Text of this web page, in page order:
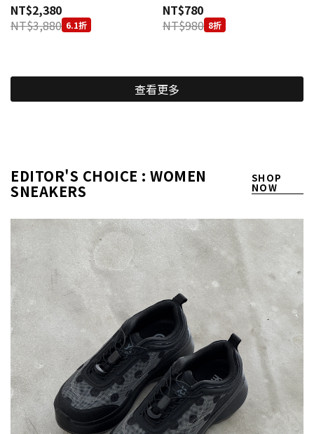
NT$2,380
NT$3,880 6.1折
NT$780
NT$980 8折
查看更多
EDITOR'S CHOICE : WOMEN
SNEAKERS
SHOP
NOW